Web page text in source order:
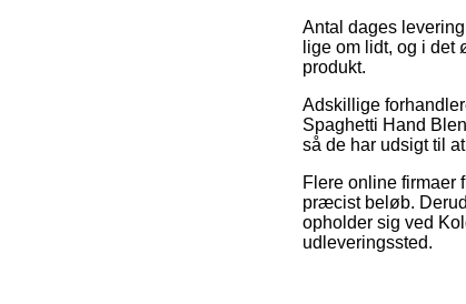
Antal dages
lige om lidt, og i det
produkt.
Adskillige
Spaghetti Hand
så de har udsigt til
Flere online firmaer
præcist beløb.
opholder sig ved
udleveringssted.